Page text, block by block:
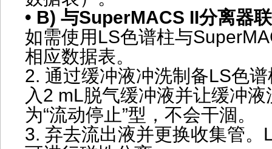
• B) 与SuperMACS II分离器
如需使用LS色谱柱与
相应数据表。
2. 通过缓冲液冲洗制备LS色
入2 mL脱气缓冲液并让缓冲
为“流动停止”型，不会干涸。
3. 弃去流出液并更换收集管。